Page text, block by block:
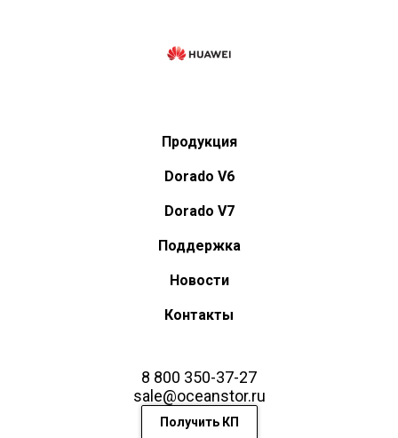
Продукция
Dorado V6
Dorado V7
Поддержка
Новости
Контакты
8 800 350-37-27
sale@oceanstor.ru
Получить КП